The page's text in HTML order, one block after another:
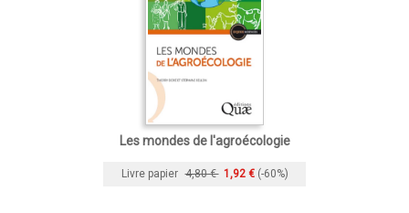
Les mondes de l'agroécologie
Livre papier 4,80 € 1,92 € (-60%)